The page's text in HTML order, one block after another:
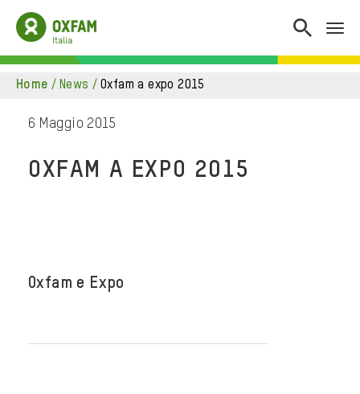
home / news / oxfam a expo 2015
6 Maggio 2015
OXFAM A EXPO 2015
Oxfam e Expo